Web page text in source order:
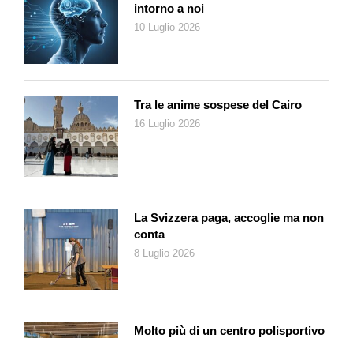
intorno a noi
10 Luglio 2026
Tra le anime sospese del Cairo
16 Luglio 2026
La Svizzera paga, accoglie ma non
conta
8 Luglio 2026
Molto più di un centro polisportivo